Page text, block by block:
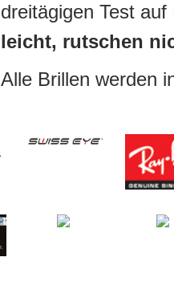
dreitägigen Test
leicht, rutschen
Alle Brillen werden